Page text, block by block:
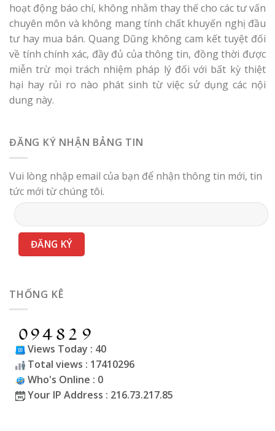
hoạt động báo chí, không nhằm thay thế cho các tư vấn
chuyên môn và không mang tính chất khuyến nghị đầu
tư hay mua bán. Quang Dũng không cam kết tuyệt đối
về tính chính xác, đầy đủ của thông tin, đồng thời được
miễn trừ mọi trách nhiệm pháp lý đối với bất kỳ thiệt
hại hay rủi ro nào phát sinh từ việc sử dụng các nội
dung này.
ĐĂNG KÝ NHẬN BẢNG TIN
Vui lòng nhập email của bạn để nhận thông tin mới, tin
tức mới từ chúng tôi.
THỐNG KÊ
Views Today : 40
Total views : 17410296
Who's Online : 0
Your IP Address : 216.73.217.85